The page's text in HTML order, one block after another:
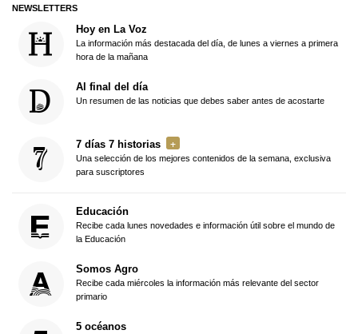
NEWSLETTERS
Hoy en La Voz
La información más destacada del día, de lunes a viernes a primera
hora de la mañana
Al final del día
Un resumen de las noticias que debes saber antes de acostarte
7 días 7 historias
Una selección de los mejores contenidos de la semana, exclusiva
para suscriptores
Educación
Recibe cada lunes novedades e información útil sobre el mundo de
la Educación
Somos Agro
Recibe cada miércoles la información más relevante del sector
primario
5 océanos